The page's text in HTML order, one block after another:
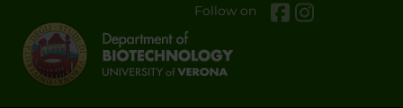
Follow on